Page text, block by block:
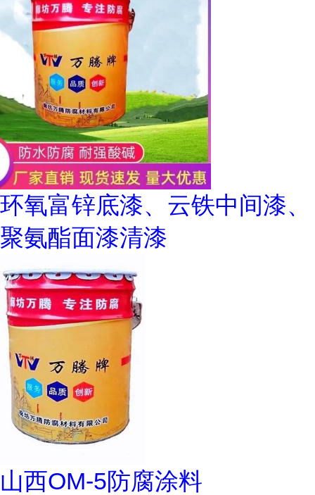
环氧富锌底漆、云铁中间漆、
聚氨酯面漆清漆
山西OM-5防腐涂料